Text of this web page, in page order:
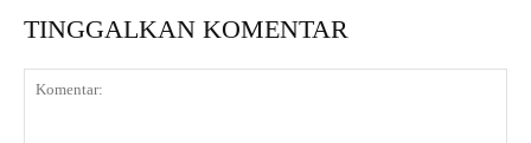
TINGGALKAN KOMENTAR